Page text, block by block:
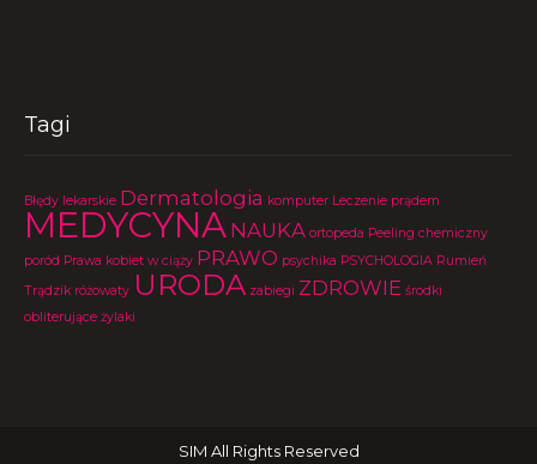
Tagi
Błędy lekarskie Dermatologia komputer Leczenie prądem
MEDYCYNA NAUKA ortopeda Peeling chemiczny
poród Prawa kobiet w ciąży PRAWO psychika PSYCHOLOGIA Rumień
Trądzik różowaty URODA zabiegi ZDROWIE środki
obliterujące żylaki
SIM All Rights Reserved